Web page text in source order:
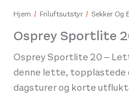
Hjem Friluftsutstyr Sekker Og
Osprey Sportlite
Osprey Sportlite 20 –
denne lette, topplastede
dagsturer og korte